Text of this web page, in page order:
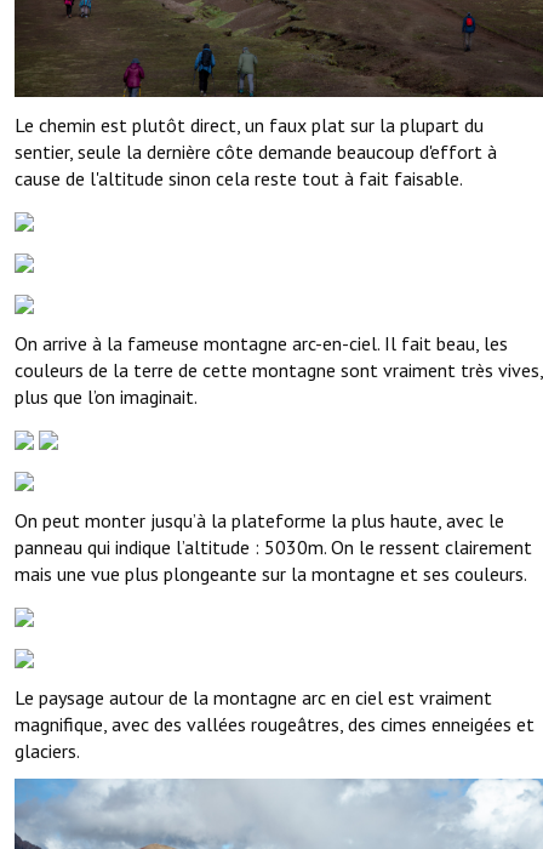
Le chemin est plutôt direct, un faux plat sur la plupart du
sentier, seule la dernière côte demande beaucoup d'effort à
cause de l'altitude sinon cela reste tout à fait faisable.
On arrive à la fameuse montagne arc-en-ciel. Il fait beau, les
couleurs de la terre de cette montagne sont vraiment très vives,
plus que l’on imaginait.
On peut monter jusqu’à la plateforme la plus haute, avec le
panneau qui indique l’altitude : 5030m. On le ressent clairement
mais une vue plus plongeante sur la montagne et ses couleurs.
Le paysage autour de la montagne arc en ciel est vraiment
magnifique, avec des vallées rougeâtres, des cimes enneigées et
glaciers.